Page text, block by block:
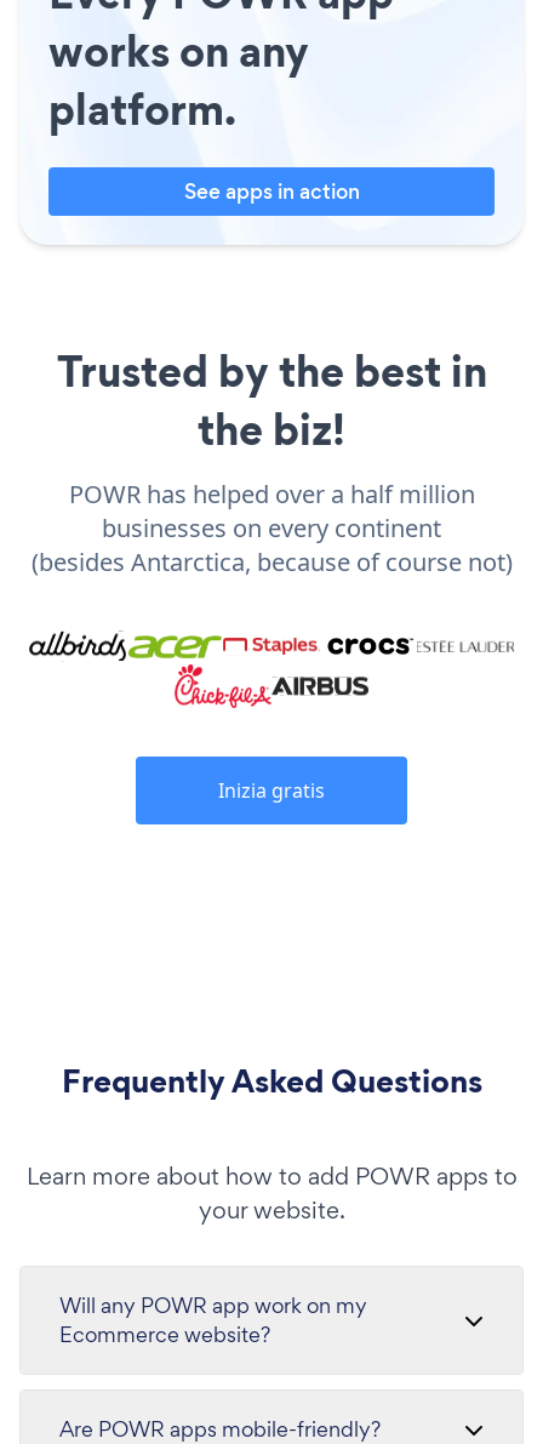
works on any
platform.
See apps in action
Trusted by the best in
the biz!
POWR has helped over a half million
businesses on every continent
(besides Antarctica, because of course not)
Inizia gratis
Frequently Asked Questions
Learn more about how to add POWR apps to
your website.
Will any POWR app work on my
Ecommerce website?
Are POWR apps mobile-friendly?